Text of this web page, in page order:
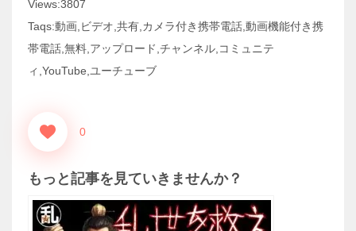
Views:3807
Taqs:動画,ビデオ,共有,カメラ付き携帯電話,動画機能付き携
帯電話,無料,アップロード,チャンネル,コミュニテ
ィ,YouTube,ユーチューブ
0
もっと記事を見ていきませんか？